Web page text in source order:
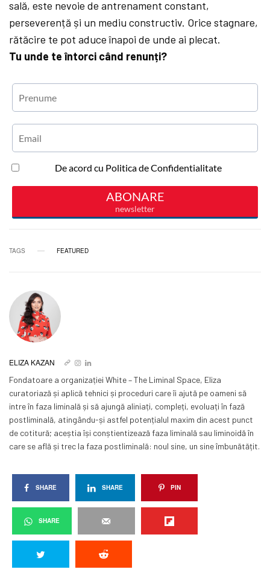
sală, este nevoie de antrenament constant,
perseverență și un mediu constructiv. Orice stagnare,
rătăcire te pot aduce înapoi de unde ai plecat.
Tu unde te întorci când renunți?
TAGS FEATURED
ELIZA KAZAN
Fondatoare a organizației White – The Liminal Space, Eliza
curatoriază și aplică tehnici și proceduri care îi ajută pe oameni să
intre în faza liminală și să ajungă aliniați, compleți, evoluați în fază
postliminală, atingându-și astfel potențialul maxim din acest punct
de cotitură; aceștia își conștientizează faza liminală sau liminoidă în
care se află și trec la faza postliminală: noul sine, un sine îmbunătățit.
SHARE SHARE PIN
SHARE